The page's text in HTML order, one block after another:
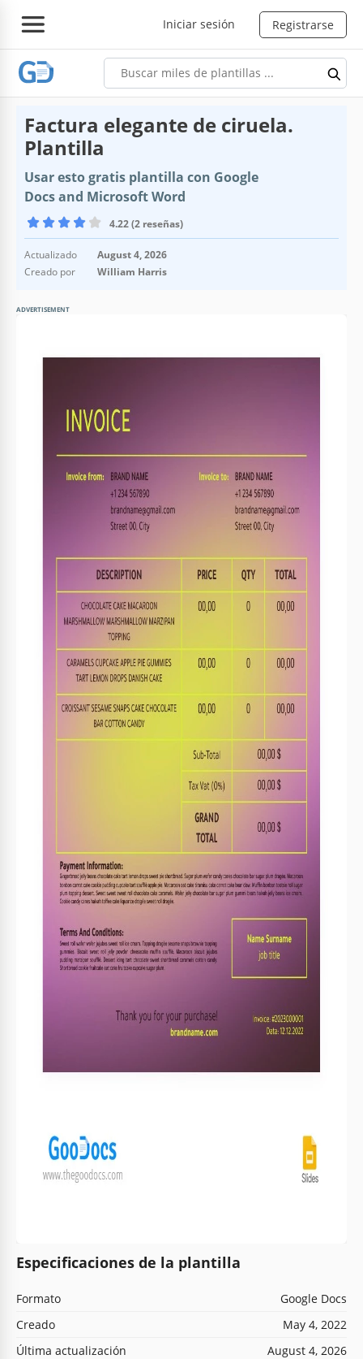
Iniciar sesión Registrarse
Factura elegante de ciruela.
Plantilla
Usar esto gratis plantilla con Google
Docs and Microsoft Word
4.22 (2 reseñas)
Actualizado
August 4, 2026
Creado por
William Harris
ADVERTISEMENT
Especificaciones de la plantilla
Formato
Google Docs
Creado
May 4, 2022
Última actualización
August 4, 2026